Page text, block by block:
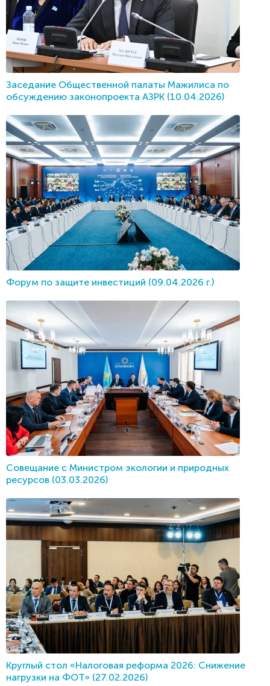
Заседание Общественной палаты Мажилиса по
обсуждению законопроекта АЗРК (10.04.2026)
Форум по защите инвестиций (09.04.2026 г.)
Совещание с Министром экологии и природных
ресурсов (03.03.2026)
Круглый стол «Налоговая реформа 2026: Снижение
нагрузки на ФОТ» (27.02.2026)